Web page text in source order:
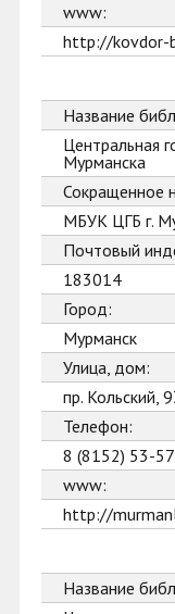
www:
http://kovdor-
Название
Центральная
Мурманска
Сокращенное
МБУК ЦГБ г.
Почтовый
183014
Город:
Мурманск
Улица, дом:
пр. Кольский,
Телефон:
8 (8152) 53-
www:
http://
Название